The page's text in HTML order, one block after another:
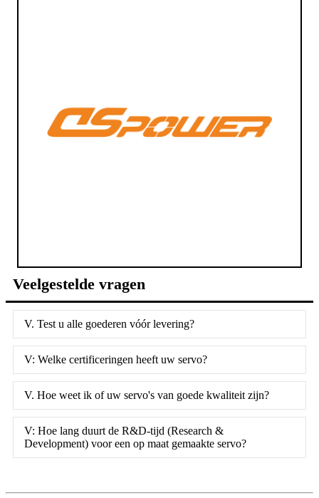
Veelgestelde vragen
V. Test u alle goederen vóór levering?
V: Welke certificeringen heeft uw servo?
V. Hoe weet ik of uw servo's van goede kwaliteit zijn?
V: Hoe lang duurt de R&D-tijd (Research &
Development) voor een op maat gemaakte servo?